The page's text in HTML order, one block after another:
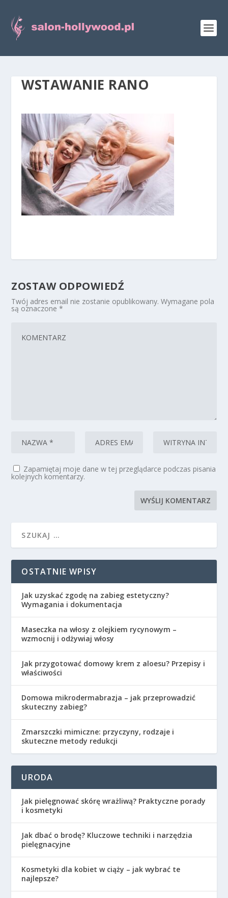
WSTAWANIE RANO
ZOSTAW ODPOWIEDŹ
Twój adres email nie zostanie opublikowany. Wymagane pola
są oznaczone*
Zapamiętaj moje dane w tej przeglądarce podczas pisania
kolejnych komentarzy.
OSTATNIE WPISY
Jak uzyskać zgodę na zabieg estetyczny?
Wymagania i dokumentacja
Maseczka na włosy z olejkiem rycynowym –
wzmocnij i odżywiaj włosy
Jak przygotować domowy krem z aloesu? Przepisy i
właściwości
Domowa mikrodermabrazja – jak przeprowadzić
skuteczny zabieg?
Zmarszczki mimiczne: przyczyny, rodzaje i
skuteczne metody redukcji
URODA
Jak pielęgnować skórę wrażliwą? Praktyczne porady
i kosmetyki
Jak dbać o brodę? Kluczowe techniki i narzędzia
pielęgnacyjne
Kosmetyki dla kobiet w ciąży – jak wybrać te
najlepsze?